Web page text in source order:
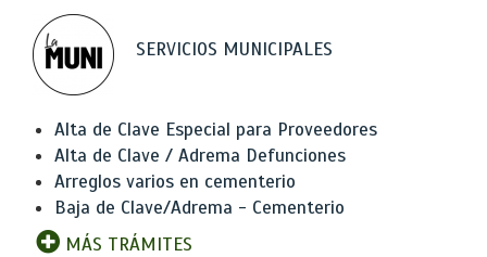
SERVICIOS MUNICIPALES
Alta de Clave Especial para Proveedores
Alta de Clave / Adrema Defunciones
Arreglos varios en cementerio
Baja de Clave/Adrema - Cementerio
MÁS TRÁMITES